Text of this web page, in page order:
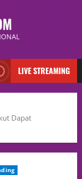
LIVE STREAMING
Dapat